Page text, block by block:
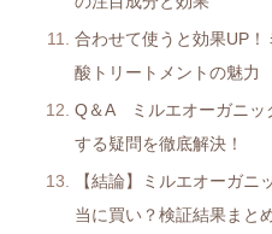
合わせて使うと効果UP
酸トリートメントの魅力
Q＆A ミルエオーガニッ
する疑問を徹底解決！
【結論】ミルエオーガニ
当に買い？検証結果まと